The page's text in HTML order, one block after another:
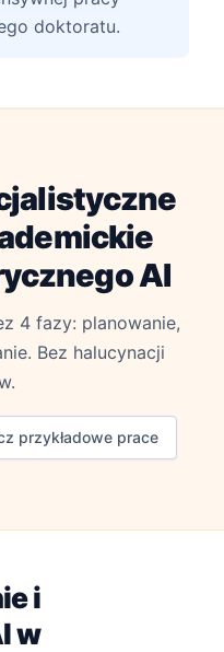
doktoratu.
AI
4 fazy: planowanie,
Bez halucynacji
przykładowe prace
i
w